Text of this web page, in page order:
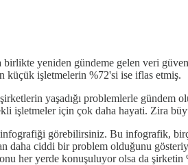
birlikte yeniden gündeme gelen veri
küçük işletmelerin %72'si ise iflas etmiş.
yaşadığı problemlerle gündem
işletmeler için çok daha hayati. Zira
infografiği görebilirsiniz. Bu infografik,
daha ciddi bir problem olduğunu
her yerde konuşuluyor olsa da şirketin